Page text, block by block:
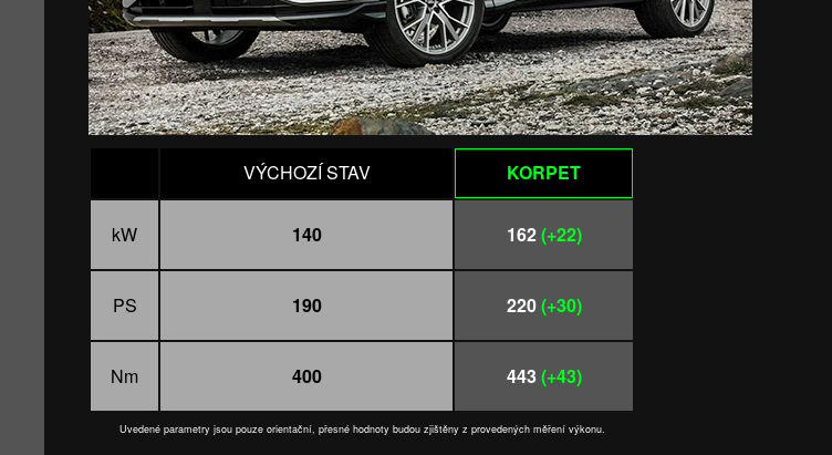
VÝCHOZÍ STAV KORPET
kW 140 162(+22)
PS 190 220(+30)
Nm 400 443(+43)
Uvedené parametry jsou pouze orientační, přesné hodnoty budou zjištěny z provedených měření výkonu.